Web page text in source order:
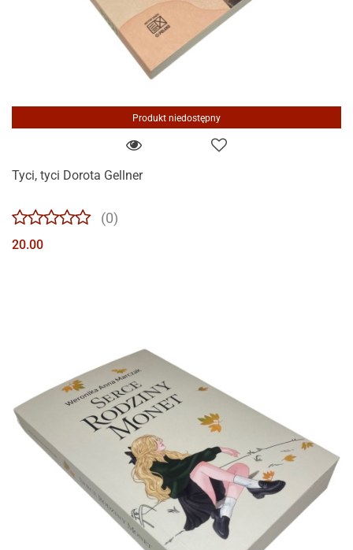
Produkt niedostępny
Tyci, tyci Dorota Gellner
(0)
20.00